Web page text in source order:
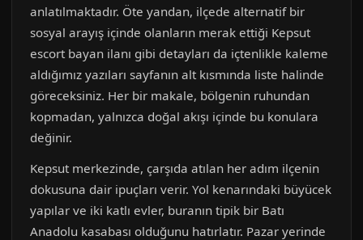
anlatılmaktadır. Öte yandan, ilçede alternatif bir
sosyal arayış içinde olanların merak ettiği Kepsut
escort bayan ilanı gibi detayları da içtenlikle kaleme
aldığımız yazıları sayfanın alt kısmında liste halinde
göreceksiniz. Her bir makale, bölgenin ruhundan
kopmadan, yalnızca doğal akışı içinde bu konulara
değinir.
Kepsut merkezinde, çarşıda atılan her adım ilçenin
dokusuna dair ipuçları verir. Yol kenarındaki büyücek
yapılar ve iki katlı evler, buranın tipik bir Batı
Anadolu kasabası olduğunu hatırlatır. Pazar yerinde